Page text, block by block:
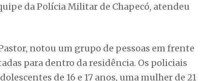
da Polícia Militar de Chapecó, atendeu
notou um grupo de pessoas em frente
para dentro da residência. Os policiais
de 16 e 17 anos, uma mulher de 21